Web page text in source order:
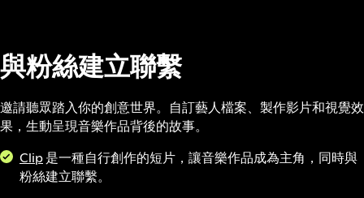
與粉絲建立聯繫
邀請聽眾踏入你的創意世界。自訂藝人檔案、製作影片和視覺效
果，生動呈現音樂作品背後的故事。
Clip是一種自行創作的短片，讓音樂作品成為主角，同時與
粉絲建立聯繫。